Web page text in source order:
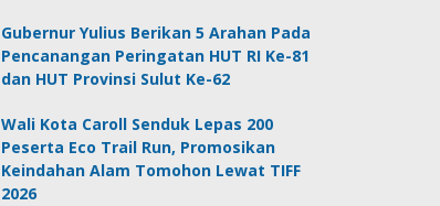
Gubernur Yulius Berikan 5 Arahan Pada
Pencanangan Peringatan HUT RI Ke-81
dan HUT Provinsi Sulut Ke-62
Wali Kota Caroll Senduk Lepas 200
Peserta Eco Trail Run, Promosikan
Keindahan Alam Tomohon Lewat TIFF
2026